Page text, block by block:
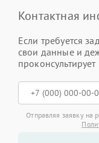
Контактная
Если требуется
свои данные и
проконсультирует
Отправляя заявку на